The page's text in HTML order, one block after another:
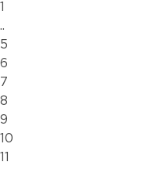
1
..
5
6
7
8
9
10
11